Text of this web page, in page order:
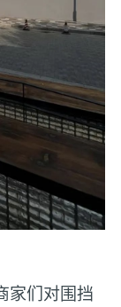
家们对围挡